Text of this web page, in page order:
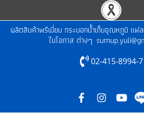
ผลิตสินค้าพรีเมี่ยม กระบอกน้ำเก็บอุณหภูมิ แฟ
ในโอกาส ต่างๆ
02-415-8994-7